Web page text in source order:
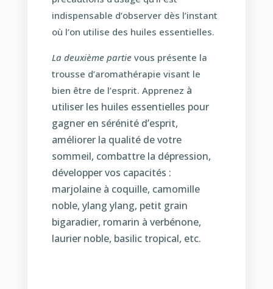
indispensable d’observer dès l’instant
où l’on utilise des huiles essentielles.
La deuxième partievous présente la
trousse d’aromathérapie visant le
bien être de l’esprit. Apprenez à
utiliser les huiles essentielles pour
gagner en sérénité d’esprit,
améliorer la qualité de votre
sommeil, combattre la dépression,
développer vos capacités :
marjolaine à coquille, camomille
noble, ylang ylang, petit grain
bigaradier, romarin à verbénone,
laurier noble, basilic tropical, etc.